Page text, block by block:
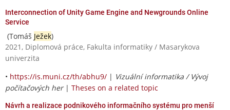
Interconnection of Unity Game Engine and Newgrounds Online
Service
(Tomáš Ježek)
2021, Diplomová práce, Fakulta informatiky / Masarykova
univerzita
• https://is.muni.cz/th/abhu9/ | Vizuální informatika / Vývoj
počítačových her| Theses on a related topic
Návrh a realizace podnikového informačního systému pro menší